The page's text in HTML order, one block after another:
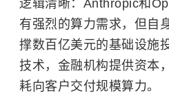
逻辑清晰：Anthropic和
有强烈的算力需求，但自
撑数百亿美元的基础设施
技术，金融机构提供资本
耗向客户交付规模算力。